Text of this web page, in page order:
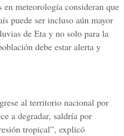
en meteorología consideran que
puede ser incluso aún mayor
de Eta y no solo para la
debe estar alerta y
al territorio nacional por
a degradar, saldría por
tropical”, explicó